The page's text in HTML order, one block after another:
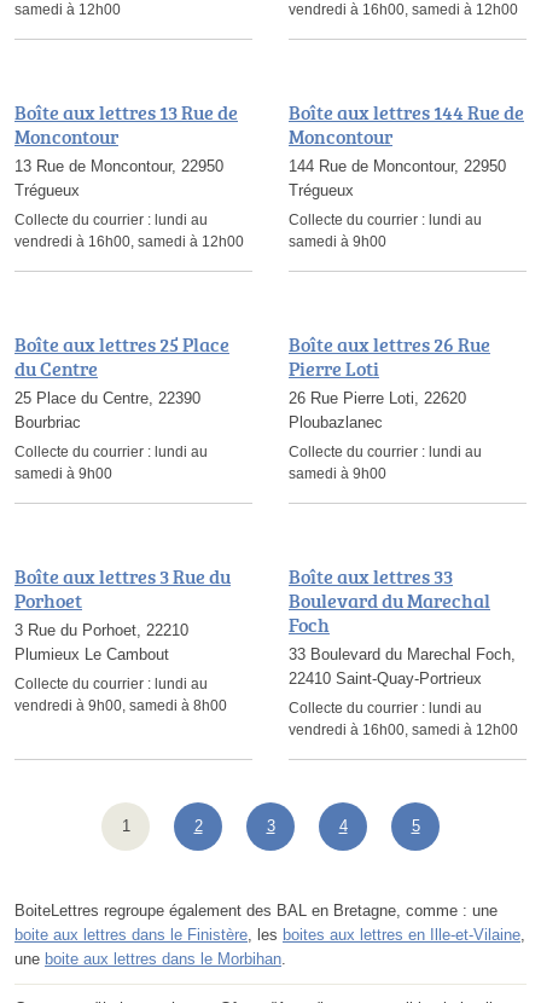
samedi à 12h00
vendredi à 16h00, samedi à 12h00
Boîte aux lettres 13 Rue de
Moncontour
13 Rue de Moncontour, 22950
Trégueux
Collecte du courrier : lundi au
vendredi à 16h00, samedi à 12h00
Boîte aux lettres 144 Rue de
Moncontour
144 Rue de Moncontour, 22950
Trégueux
Collecte du courrier : lundi au
samedi à 9h00
Boîte aux lettres 25 Place
du Centre
25 Place du Centre, 22390
Bourbriac
Collecte du courrier : lundi au
samedi à 9h00
Boîte aux lettres 26 Rue
Pierre Loti
26 Rue Pierre Loti, 22620
Ploubazlanec
Collecte du courrier : lundi au
samedi à 9h00
Boîte aux lettres 3 Rue du
Porhoet
3 Rue du Porhoet, 22210
Plumieux Le Cambout
Collecte du courrier : lundi au
vendredi à 9h00, samedi à 8h00
Boîte aux lettres 33
Boulevard du Marechal
Foch
33 Boulevard du Marechal Foch,
22410 Saint-Quay-Portrieux
Collecte du courrier : lundi au
vendredi à 16h00, samedi à 12h00
1 2 3 4 5
BoiteLettres regroupe également des BAL en Bretagne, comme : une
boite aux lettres dans le Finistère, les boites aux lettres en Ille-et-Vilaine,
une boite aux lettres dans le Morbihan.